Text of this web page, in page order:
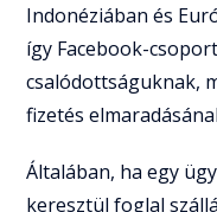
Indonéziában és
így Facebook-
csalódottságuknak,
fizetés
Általában, ha egy
keresztül foglal